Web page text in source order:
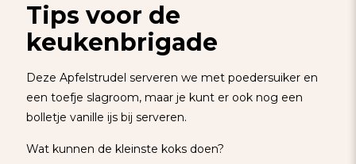
Tips voor de
keukenbrigade
Deze Apfelstrudel serveren we met poedersuiker en
een toefje slagroom, maar je kunt er ook nog een
bolletje vanille ijs bij serveren.
Wat kunnen de kleinste koks doen?